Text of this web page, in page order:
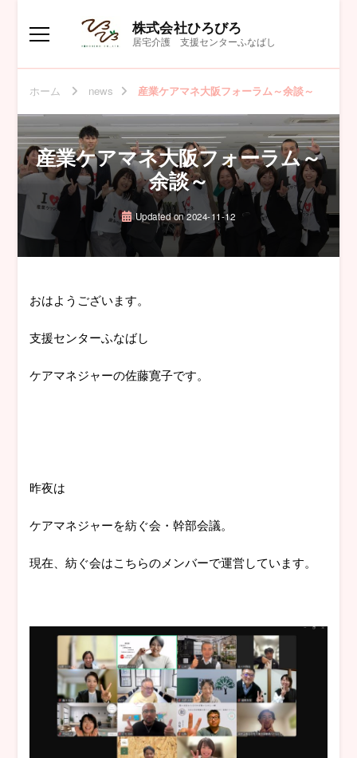
株式会社ひろびろ
居宅介護 支援センターふなばし
ホーム news 産業ケアマネ大阪フォーラム～余談～
産業ケアマネ大阪フォーラム～
余談～
Updated on2024-11-12
おはようございます。
支援センターふなばし
ケアマネジャーの佐藤寛子です。
昨夜は
ケアマネジャーを紡ぐ会・幹部会議。
現在、紡ぐ会はこちらのメンバーで運営しています。